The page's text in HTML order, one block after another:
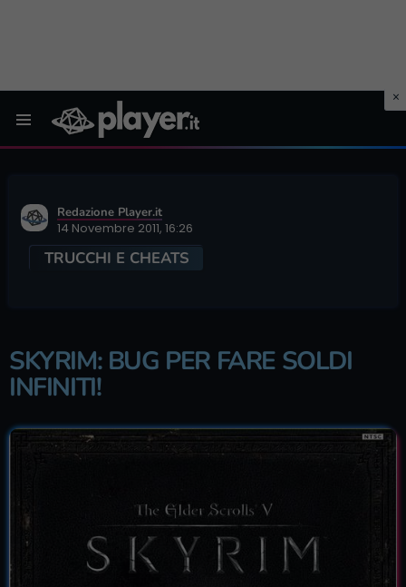
Redazione Player.it
14 Novembre 2011, 16:26
TRUCCHI E CHEATS
SKYRIM: BUG PER FARE SOLDI
INFINITI!